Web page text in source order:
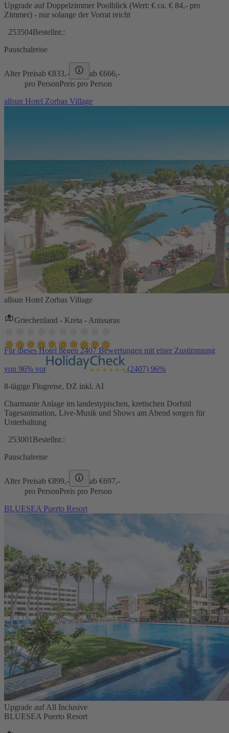
Upgrade auf Doppelzimmer Poolblick (Wert: € ca. € 84,- pro
Zimmer) - nur solange der Vorrat reicht
253504Bestellnr.:
Pauschalreise
Alter Preisab €833,- ab €666,-
pro PersonPreis pro Person
allsun Hotel Zorbas Village
allsun Hotel Zorbas Village
Griechenland - Kreta - Anissaras
Für dieses Hotel liegen 2407 Bewertungen mit einer Zustimmung
von 96% vor (2407) 96%
8-tägige Flugreise, DZ inkl. AI
Charmante Anlage im landestypischen, kretischen Dorfstil
Tagesanimation, Live-Musik und Shows am Abend sorgen für
Unterhaltung
253001 Bestellnr.:
Pauschalreise
Alter Preisab €899,- ab €697,-
pro PersonPreis pro Person
BLUESEA Puerto Resort
Upgrade auf All Inclusive
BLUESEA Puerto Resort